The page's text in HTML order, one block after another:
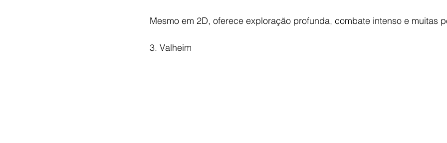
Mesmo em 2D, oferece exploração profunda, combate intenso e muitas
3. Valheim